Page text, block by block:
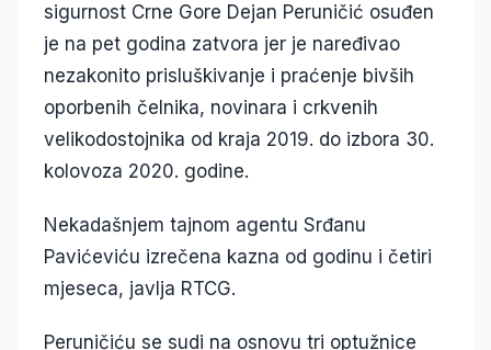
sigurnost Crne Gore Dejan Peruničić osuđen
je na pet godina zatvora jer je naređivao
nezakonito prisluškivanje i praćenje bivših
oporbenih čelnika, novinara i crkvenih
velikodostojnika od kraja 2019. do izbora 30.
kolovoza 2020. godine.
Nekadašnjem tajnom agentu Srđanu
Pavićeviću izrečena kazna od godinu i četiri
mjeseca, javlja RTCG.
Peruničiću se sudi na osnovu tri optužnice